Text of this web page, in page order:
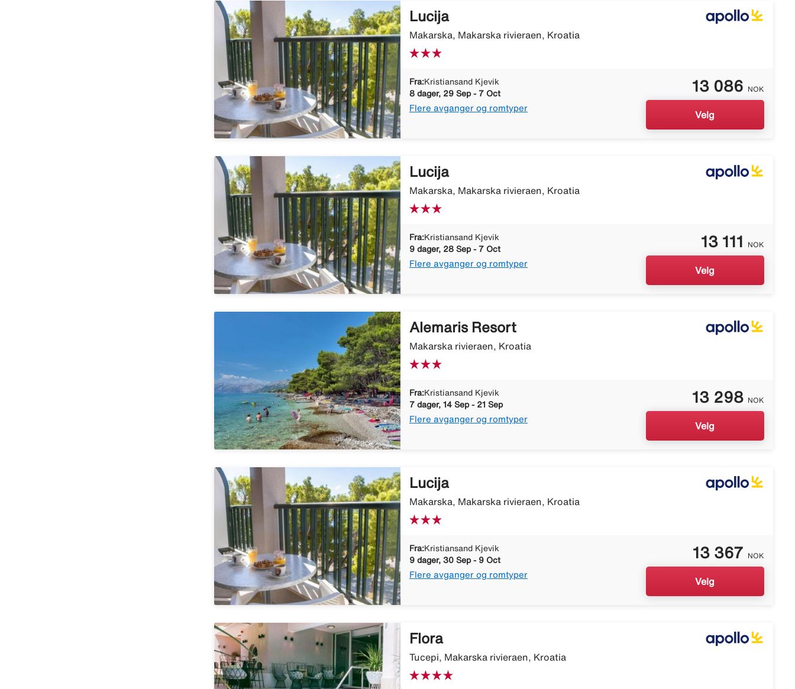
Lucija
Makarska, Makarska rivieraen, Kroatia
Fra:Kristiansand Kjevik
8 dager, 29 Sep - 7 Oct
Flere avganger og romtyper
13 086 NOK
Velg
Lucija
Makarska, Makarska rivieraen, Kroatia
Fra:Kristiansand Kjevik
9 dager, 28 Sep - 7 Oct
Flere avganger og romtyper
13 111 NOK
Velg
Alemaris Resort
Makarska rivieraen, Kroatia
Fra:Kristiansand Kjevik
7 dager, 14 Sep - 21 Sep
Flere avganger og romtyper
13 298 NOK
Velg
Lucija
Makarska, Makarska rivieraen, Kroatia
Fra:Kristiansand Kjevik
9 dager, 30 Sep - 9 Oct
Flere avganger og romtyper
13 367 NOK
Velg
Flora
Tucepi, Makarska rivieraen, Kroatia